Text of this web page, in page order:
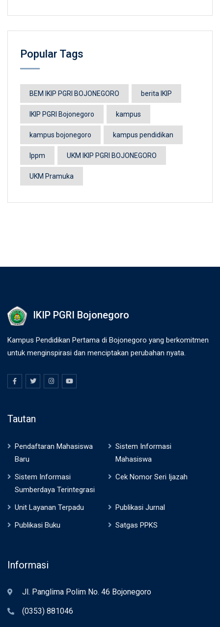
Popular Tags
BEM IKIP PGRI BOJONEGORO berita IKIP
IKIP PGRI Bojonegoro kampus
kampus bojonegoro kampus pendidikan
lppm UKM IKIP PGRI BOJONEGORO
UKM Pramuka
IKIP PGRI Bojonegoro
Kampus Pendidikan Pertama di Bojonegoro yang berkomitmen
untuk menginspirasi dan menciptakan perubahan nyata.
Tautan
Pendaftaran Mahasiswa
Baru
Sistem Informasi
Mahasiswa
Sistem Informasi
Sumberdaya Terintegrasi
Cek Nomor Seri Ijazah
Unit Layanan Terpadu
Publikasi Jurnal
Publikasi Buku
Satgas PPKS
Informasi
Jl. Panglima Polim No. 46 Bojonegoro
(0353) 881046